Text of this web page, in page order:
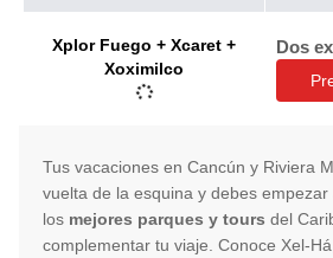
Xplor Fuego + Xcaret +
Xoximilco
Dos
Tus vacaciones en Cancún y Riviera
vuelta de la esquina y debes
los mejores parques y tours del
complementar tu viaje. Conoce Xel-